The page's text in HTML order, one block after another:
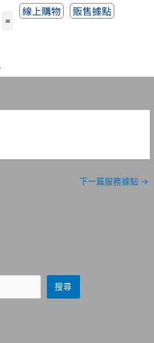
線上購物 販售據點
下一篇服務據點 →
搜尋